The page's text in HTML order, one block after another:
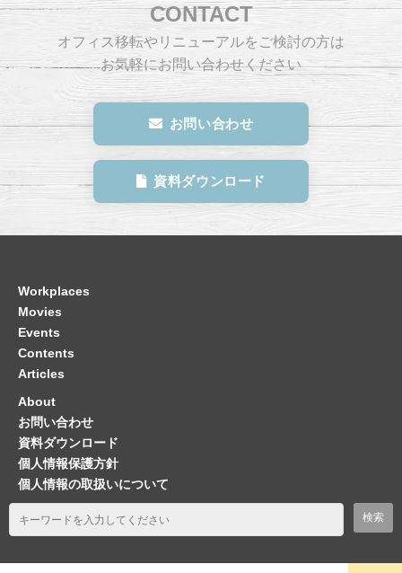
CONTACT
オフィス移転やリニューアルをご検討の方は
お気軽にお問い合わせください
お問い合わせ
資料ダウンロード
Workplaces
Movies
Events
Contents
Articles
About
お問い合わせ
資料ダウンロード
個人情報保護方針
個人情報の取扱いについて